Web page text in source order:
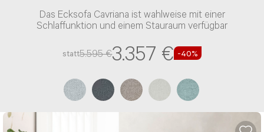
Das Ecksofa Cavriana ist wahlweise mit einer
Schlaffunktion und einem Stauraum verfügbar
statt5.595 €3.357 € -40%